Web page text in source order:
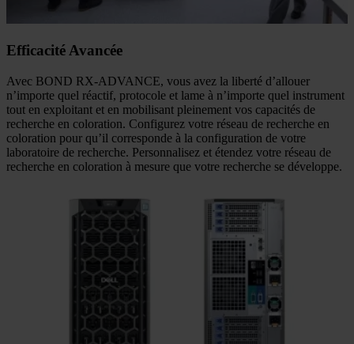
Efficacité Avancée
Avec BOND RX-ADVANCE, vous avez la liberté d’allouer
n’importe quel réactif, protocole et lame à n’importe quel instrument
tout en exploitant et en mobilisant pleinement vos capacités de
recherche en coloration. Configurez votre réseau de recherche en
coloration pour qu’il corresponde à la configuration de votre
laboratoire de recherche. Personnalisez et étendez votre réseau de
recherche en coloration à mesure que votre recherche se développe.